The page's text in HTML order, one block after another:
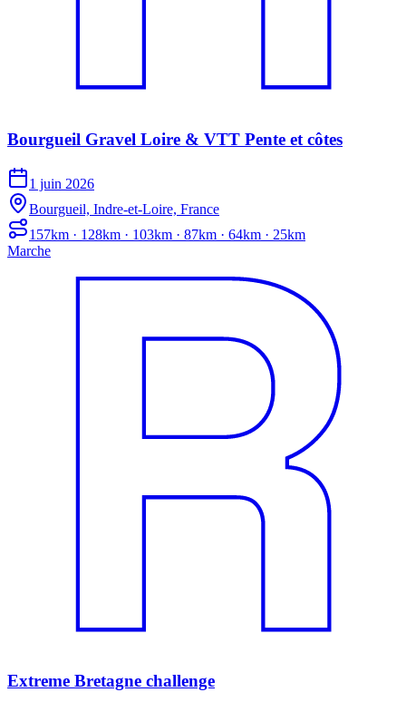
Bourgueil Gravel Loire & VTT Pente et côtes
1 juin 2026
Bourgueil, Indre-et-Loire, France
157km · 128km · 103km · 87km · 64km · 25km
Marche
Extreme Bretagne challenge